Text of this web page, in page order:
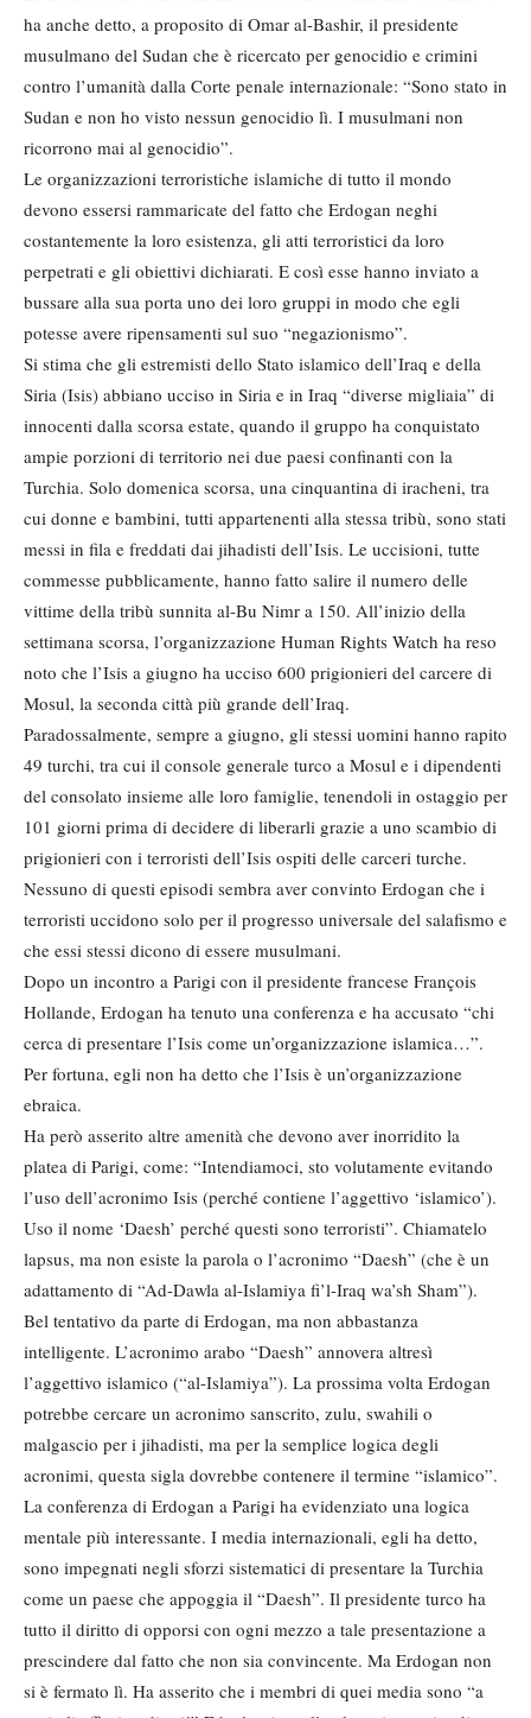
ha anche detto, a proposito di Omar al-Bashir, il presidente
musulmano del Sudan che è ricercato per genocidio e crimini
contro l’umanità dalla Corte penale internazionale: “Sono stato in
Sudan e non ho visto nessun genocidio lì. I musulmani non
ricorrono mai al genocidio”.
Le organizzazioni terroristiche islamiche di tutto il mondo
devono essersi rammaricate del fatto che Erdogan neghi
costantemente la loro esistenza, gli atti terroristici da loro
perpetrati e gli obiettivi dichiarati. E così esse hanno inviato a
bussare alla sua porta uno dei loro gruppi in modo che egli
potesse avere ripensamenti sul suo “negazionismo”.
Si stima che gli estremisti dello Stato islamico dell’Iraq e della
Siria (Isis) abbiano ucciso in Siria e in Iraq “diverse migliaia” di
innocenti dalla scorsa estate, quando il gruppo ha conquistato
ampie porzioni di territorio nei due paesi confinanti con la
Turchia. Solo domenica scorsa, una cinquantina di iracheni, tra
cui donne e bambini, tutti appartenenti alla stessa tribù, sono stati
messi in fila e freddati dai jihadisti dell’Isis. Le uccisioni, tutte
commesse pubblicamente, hanno fatto salire il numero delle
vittime della tribù sunnita al-Bu Nimr a 150. All’inizio della
settimana scorsa, l’organizzazione Human Rights Watch ha reso
noto che l’Isis a giugno ha ucciso 600 prigionieri del carcere di
Mosul, la seconda città più grande dell’Iraq.
Paradossalmente, sempre a giugno, gli stessi uomini hanno rapito
49 turchi, tra cui il console generale turco a Mosul e i dipendenti
del consolato insieme alle loro famiglie, tenendoli in ostaggio per
101 giorni prima di decidere di liberarli grazie a uno scambio di
prigionieri con i terroristi dell’Isis ospiti delle carceri turche.
Nessuno di questi episodi sembra aver convinto Erdogan che i
terroristi uccidono solo per il progresso universale del salafismo e
che essi stessi dicono di essere musulmani.
Dopo un incontro a Parigi con il presidente francese François
Hollande, Erdogan ha tenuto una conferenza e ha accusato “chi
cerca di presentare l’Isis come un’organizzazione islamica…”.
Per fortuna, egli non ha detto che l’Isis è un’organizzazione
ebraica.
Ha però asserito altre amenità che devono aver inorridito la
platea di Parigi, come: “Intendiamoci, sto volutamente evitando
l’uso dell’acronimo Isis (perché contiene l’aggettivo ‘islamico’).
Uso il nome ‘Daesh’ perché questi sono terroristi”. Chiamatelo
lapsus, ma non esiste la parola o l’acronimo “Daesh” (che è un
adattamento di “Ad-Dawla al-Islamiya fi’l-Iraq wa’sh Sham”).
Bel tentativo da parte di Erdogan, ma non abbastanza
intelligente. L’acronimo arabo “Daesh” annovera altresì
l’aggettivo islamico (“al-Islamiya”). La prossima volta Erdogan
potrebbe cercare un acronimo sanscrito, zulu, swahili o
malgascio per i jihadisti, ma per la semplice logica degli
acronimi, questa sigla dovrebbe contenere il termine “islamico”.
La conferenza di Erdogan a Parigi ha evidenziato una logica
mentale più interessante. I media internazionali, egli ha detto,
sono impegnati negli sforzi sistematici di presentare la Turchia
come un paese che appoggia il “Daesh”. Il presidente turco ha
tutto il diritto di opporsi con ogni mezzo a tale presentazione a
prescindere dal fatto che non sia convincente. Ma Erdogan non
si è fermato lì. Ha asserito che i membri di quei media sono “a